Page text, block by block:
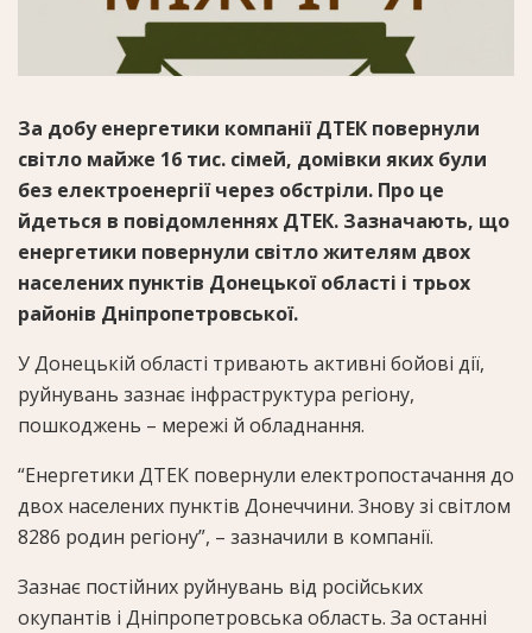
За добу енергетики компанії ДТЕК повернули
світло майже 16 тис. сімей, домівки яких були
без електроенергії через обстріли. Про це
йдеться в повідомленнях ДТЕК. Зазначають, що
енергетики повернули світло жителям двох
населених пунктів Донецької області і трьох
районів Дніпропетровської.
У Донецькій області тривають активні бойові дії,
руйнувань зазнає інфраструктура регіону,
пошкоджень – мережі й обладнання.
“Енергетики ДТЕК повернули електропостачання до
двох населених пунктів Донеччини. Знову зі світлом
8286 родин регіону”, – зазначили в компанії.
Зазнає постійних руйнувань від російських
окупантів і Дніпропетровська область. За останні